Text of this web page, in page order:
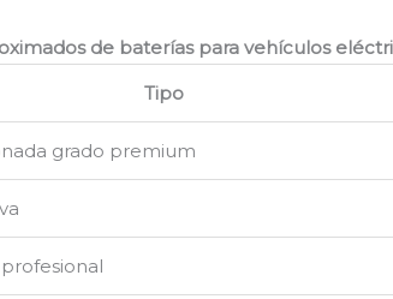
de baterías para vehículos
Tipo
grado premium